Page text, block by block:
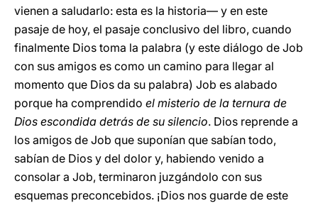
vienen a saludarlo: esta es la historia— y en este
pasaje de hoy, el pasaje conclusivo del libro, cuando
finalmente Dios toma la palabra (y este diálogo de Job
con sus amigos es como un camino para llegar al
momento que Dios da su palabra) Job es alabado
porque ha comprendido el misterio de la ternura de
Dios escondida detrás de su silencio. Dios reprende a
los amigos de Job que suponían que sabían todo,
sabían de Dios y del dolor y, habiendo venido a
consolar a Job, terminaron juzgándolo con sus
esquemas preconcebidos. ¡Dios nos guarde de este